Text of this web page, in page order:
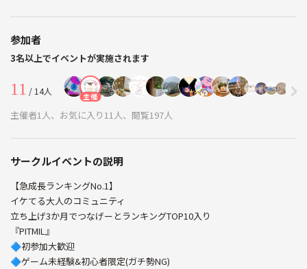
参加者
3名以上でイベントが実施されます
11 / 14人 主催
主催者1人、お気に入り11人、閲覧197人
サークルイベントの説明
【急成長ランキングNo.1】
イケてる大人のコミュニティ
立ち上げ3か月でつなげーとランキングTOP10入り
『PITMIL』
🔷初参加大歓迎
🔷ゲーム未経験&初心者限定(ガチ勢NG)